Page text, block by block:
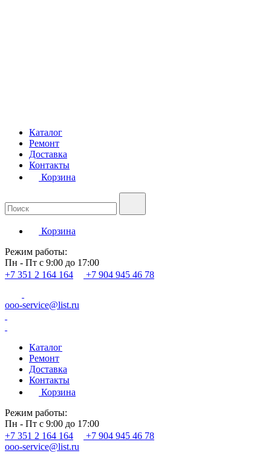
Каталог
Ремонт
Доставка
Контакты
Корзина
Корзина
Режим работы:
Пн - Пт с 9:00 до 17:00
+7 351 2 164 164
+7 904 945 46 78
ooo-service@list.ru
Каталог
Ремонт
Доставка
Контакты
Корзина
Режим работы:
Пн - Пт с 9:00 до 17:00
+7 351 2 164 164
+7 904 945 46 78
ooo-service@list.ru